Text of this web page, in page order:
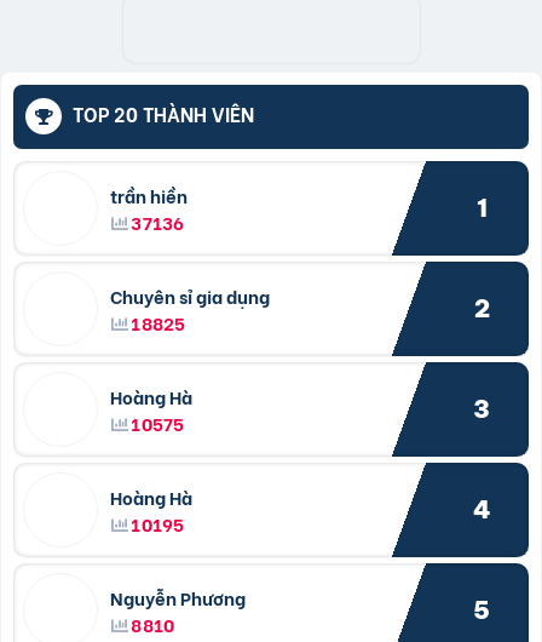
TOP 20 THÀNH VIÊN
trần hiền
37136
1
Chuyên sỉ gia dụng
18825
2
Hoàng Hà
10575
3
Hoàng Hà
10195
4
Nguyễn Phương
8810
5